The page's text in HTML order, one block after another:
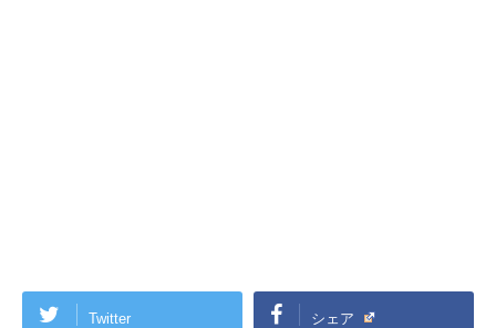
Twitter シェア